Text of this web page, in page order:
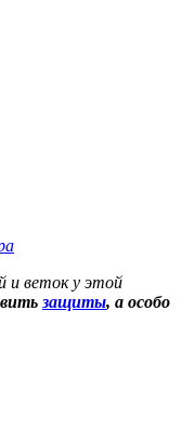
и веток у этой
защиты, а особо